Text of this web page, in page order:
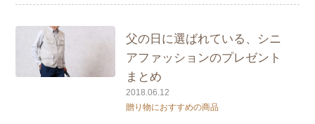
父の日に選ばれている、シニ
アファッションのプレゼント
まとめ
2018.06.12
贈り物におすすめの商品